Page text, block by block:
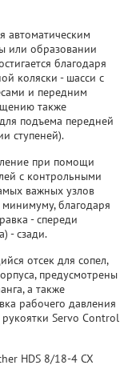
автоматическим
или образовании
благодаря
коляски - шасси с
и передним
также
подъема передней
ступеней).
при помощи
с контрольными
важных узлов
благодаря
- спереди
- сзади.
отсек для сопел,
предусмотрены
а также
рабочего давления
Servo Control
HDS 8/18-4 CX